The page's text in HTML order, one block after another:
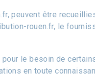
peuvent être
rouen.fr, le
le besoin de
en toute